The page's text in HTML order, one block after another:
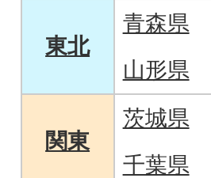
東北
青森県
山形県
関東
茨城県
千葉県